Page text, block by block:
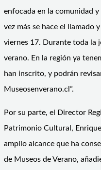
enfocada en la comunidad
vez más se hace el llamado
viernes 17. Durante toda la
verano. En la región ya
han inscrito, y podrán
Museosenverano.cl”.
Por su parte, el Director
Patrimonio Cultural,
amplio alcance que ha
de Museos de Verano,